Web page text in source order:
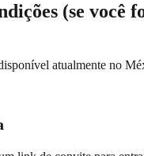
(se você
atualmente no